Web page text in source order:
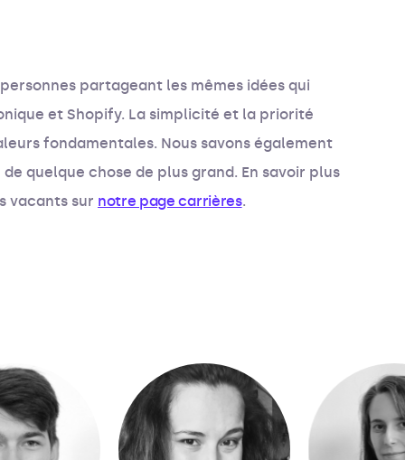
partageant les mêmes idées qui
et Shopify. La simplicité et la priorité
fondamentales. Nous savons également
quelque chose de plus grand. En savoir plus
vacants sur notre page carrières.